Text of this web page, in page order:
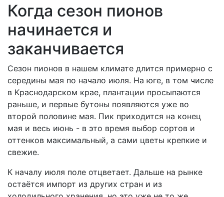
Когда сезон пионов
начинается и
заканчивается
Сезон пионов в нашем климате длится примерно с
середины мая по начало июля. На юге, в том числе
в Краснодарском крае, плантации просыпаются
раньше, и первые бутоны появляются уже во
второй половине мая. Пик приходится на конец
мая и весь июнь - в это время выбор сортов и
оттенков максимальный, а сами цветы крепкие и
свежие.
К началу июля поле отцветает. Дальше на рынке
остаётся импорт из других стран и из